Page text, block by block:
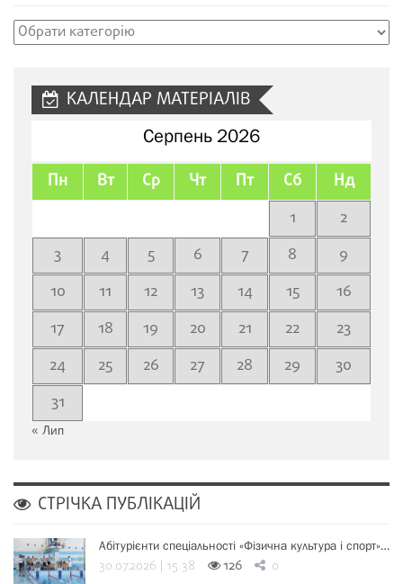
Рубрики
КАЛЕНДАР МАТЕРІАЛІВ
Серпень 2026
Пн Вт Ср Чт Пт Сб Нд
1
2
3
4 5 6 7 8
9
10
11 12 13 14 15
16
17
18 19 20 21 22
23
24
25 26 27 28 29
30
31
« Лип
СТРІЧКА ПУБЛІКАЦІЙ
Абітурієнти спеціальності «Фізична культура і спорт»…
30.07.2026 | 15:38 126 0